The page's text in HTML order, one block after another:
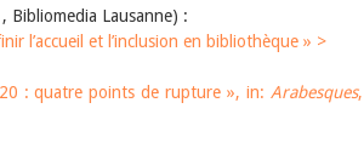
Bibliomedia Lausanne) :
l’accueil et l’inclusion en bibliothèque » >
: quatre points de rupture », in: Arabesques,